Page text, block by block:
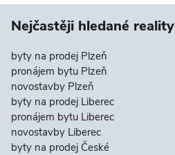
Nejčastěji hledané reality
byty na prodej Plzeň
pronájem bytu Plzeň
novostavby Plzeň
byty na prodej Liberec
pronájem bytu Liberec
novostavby Liberec
byty na prodej České